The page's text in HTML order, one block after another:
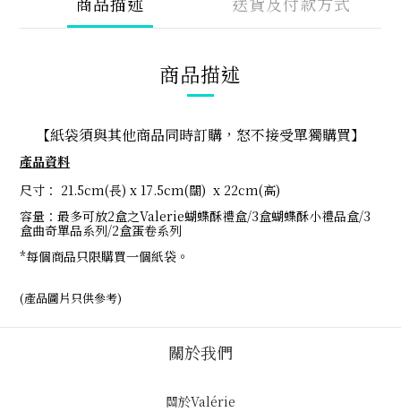
商品描述
【紙袋須與其他商品同時訂購，怒不接受單獨購買】
產品資料
尺寸： 21.5cm(長) x 17.5cm(闊) x 22cm(高)
容量：最多可放2盒之Valerie蝴蝶酥禮盒/3盒蝴蝶酥小禮品盒/3
盒曲奇單品系列/2盒蛋卷系列
*每個商品只限購買一個紙袋。
(產品圖片只供參考)
關於我們
關於Valérie